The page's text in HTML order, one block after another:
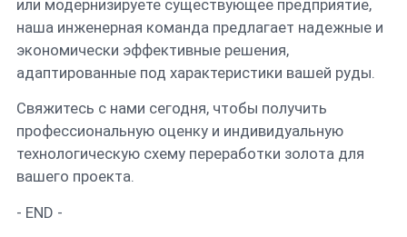
или модернизируете существующее предприятие,
наша инженерная команда предлагает надежные и
экономически эффективные решения,
адаптированные под характеристики вашей руды.
Свяжитесь с нами сегодня, чтобы получить
профессиональную оценку и индивидуальную
технологическую схему переработки золота для
вашего проекта.
- END -